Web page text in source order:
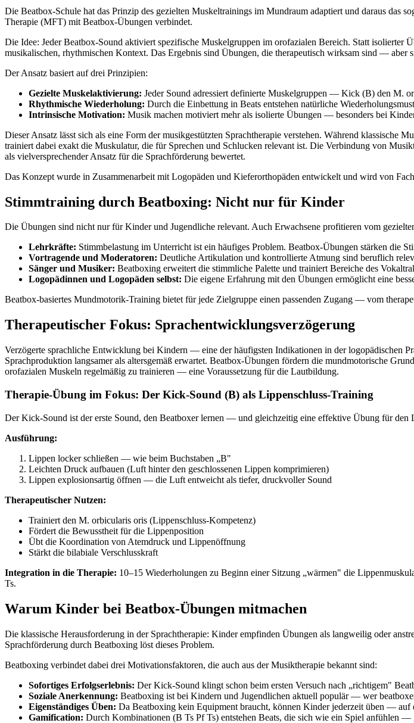
Die Beatbox-Schule hat das Prinzip des gezielten Muskeltrainings im Mundraum adaptiert und daraus das
Therapie (MFT) mit Beatbox-Übungen verbindet.
Die Idee: Jeder Beatbox-Sound aktiviert spezifische Muskelgruppen im orofazialen Bereich. Statt
musikalischen, rhythmischen Kontext. Das Ergebnis sind Übungen, die therapeutisch wirksam sind — aber
Der Ansatz basiert auf drei Prinzipien:
Gezielte Muskelaktivierung: Jeder Sound adressiert definierte Muskelgruppen — Kick (B) den M.
Rhythmische Wiederholung: Durch die Einbettung in Beats entstehen natürliche
Intrinsische Motivation: Musik machen motiviert mehr als isolierte Übungen — besonders bei
Dieser Ansatz lässt sich als eine Form der musikgestützten Sprachtherapie verstehen. Während
trainiert dabei exakt die Muskulatur, die für Sprechen und Schlucken relevant ist. Die Verbindung von
als vielversprechender Ansatz für die Sprachförderung bewertet.
Das Konzept wurde in Zusammenarbeit mit Logopäden und Kieferorthopäden entwickelt und wird von
Stimmtraining durch Beatboxing: Nicht nur für Kinder
Die Übungen sind nicht nur für Kinder und Jugendliche relevant. Auch Erwachsene profitieren vom
Lehrkräfte: Stimmbelastung im Unterricht ist ein häufiges Problem. Beatbox-Übungen stärken die
Vortragende und Moderatoren: Deutliche Artikulation und kontrollierte Atmung sind beruflich
Sänger und Musiker: Beatboxing erweitert die stimmliche Palette und trainiert Bereiche des
Logopädinnen und Logopäden selbst: Die eigene Erfahrung mit den Übungen ermöglicht eine
Beatbox-basiertes Mundmotorik-Training bietet für jede Zielgruppe einen passenden Zugang — vom
Therapeutischer Fokus: Sprachentwicklungsverzögerung
Verzögerte sprachliche Entwicklung bei Kindern — eine der häufigsten Indikationen in der logopädischen
Sprachproduktion langsamer als altersgemäß erwartet. Beatbox-Übungen fördern die mundmotorische
orofazialen Muskeln regelmäßig zu trainieren — eine Voraussetzung für die Lautbildung.
Therapie-Übung im Fokus: Der Kick-Sound (B) als Lippenschluss-Training
Der Kick-Sound ist der erste Sound, den Beatboxer lernen — und gleichzeitig eine effektive Übung für den
Ausführung:
Lippen locker schließen — wie beim Buchstaben „B"
Leichten Druck aufbauen (Luft hinter den geschlossenen Lippen komprimieren)
Lippen explosionsartig öffnen — die Luft entweicht als tiefer, druckvoller Sound
Therapeutischer Nutzen:
Trainiert den M. orbicularis oris (Lippenschluss-Kompetenz)
Fördert die Bewusstheit für die Lippenposition
Übt die Koordination von Atemdruck und Lippenöffnung
Stärkt die bilabiale Verschlusskraft
Integration in die Therapie: 10–15 Wiederholungen zu Beginn einer Sitzung „wärmen" die
Ts.
Warum Kinder bei Beatbox-Übungen mitmachen
Die klassische Herausforderung in der Sprachtherapie: Kinder empfinden Übungen als langweilig oder
Sprachförderung durch Beatboxing löst dieses Problem.
Beatboxing verbindet dabei drei Motivationsfaktoren, die auch aus der Musiktherapie bekannt sind:
Sofortiges Erfolgserlebnis: Der Kick-Sound klingt schon beim ersten Versuch nach „richtigem"
Soziale Anerkennung: Beatboxing ist bei Kindern und Jugendlichen aktuell populär — wer
Eigenständiges Üben: Da Beatboxing kein Equipment braucht, können Kinder jederzeit üben — auf
Gamification: Durch Kombinationen (B Ts Pf Ts) entstehen Beats, die sich wie ein Spiel anfühlen —